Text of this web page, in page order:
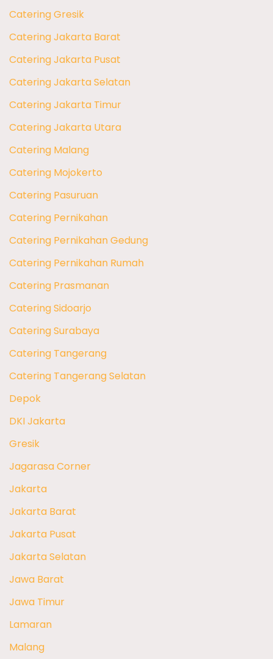
Catering Gresik
Catering Jakarta Barat
Catering Jakarta Pusat
Catering Jakarta Selatan
Catering Jakarta Timur
Catering Jakarta Utara
Catering Malang
Catering Mojokerto
Catering Pasuruan
Catering Pernikahan
Catering Pernikahan Gedung
Catering Pernikahan Rumah
Catering Prasmanan
Catering Sidoarjo
Catering Surabaya
Catering Tangerang
Catering Tangerang Selatan
Depok
DKI Jakarta
Gresik
Jagarasa Corner
Jakarta
Jakarta Barat
Jakarta Pusat
Jakarta Selatan
Jawa Barat
Jawa Timur
Lamaran
Malang